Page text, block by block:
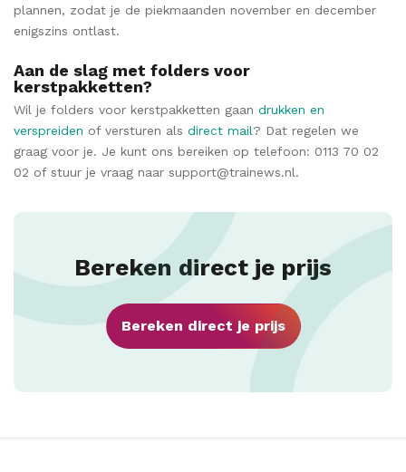
plannen, zodat je de piekmaanden november en december
enigszins ontlast.
Aan de slag met folders voor
kerstpakketten?
Wil je folders voor kerstpakketten gaan drukken en
verspreiden of versturen als direct mail? Dat regelen we
graag voor je. Je kunt ons bereiken op telefoon: 0113 70 02
02 of stuur je vraag naar support@trainews.nl.
Bereken direct je prijs
Bereken direct je prijs